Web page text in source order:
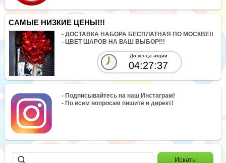
САМЫЕ НИЗКИЕ ЦЕНЫ!!!
- ДОСТАВКА НАБОРА БЕСПЛАТНАЯ ПО МОСКВЕ!!
- ЦВЕТ ШАРОВ НА ВАШ ВЫБОР!!!
До конца акции
04:27:37
- Подписывайтесь на наш Инстаграм!
- По всем вопросам пишите в директ!